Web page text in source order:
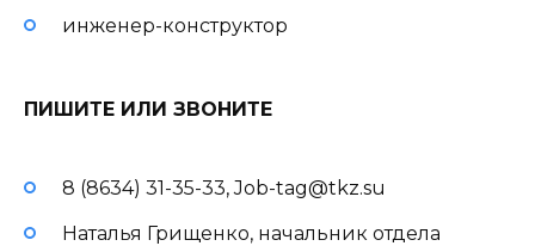
инженер-конструктор
ПИШИТЕ ИЛИ ЗВОНИТЕ
8 (8634) 31-35-33, Job-tag@tkz.su
Наталья Грищенко, начальник отдела